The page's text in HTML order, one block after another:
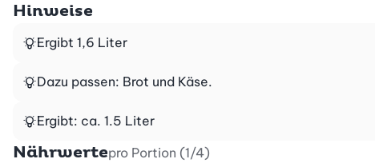
Hinweise
Ergibt 1,6 Liter
Dazu passen: Brot und Käse.
Ergibt: ca. 1.5 Liter
Nährwertepro Portion (1/4)